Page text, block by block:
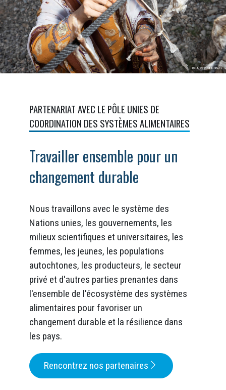
PARTENARIAT AVEC LE PÔLE UNIES DE
COORDINATION DES SYSTÈMES ALIMENTAIRES
Travailler ensemble pour un
changement durable
Nous travaillons avec le système des
Nations unies, les gouvernements, les
milieux scientifiques et universitaires, les
femmes, les jeunes, les populations
autochtones, les producteurs, le secteur
privé et d'autres parties prenantes dans
l'ensemble de l'écosystème des systèmes
alimentaires pour favoriser un
changement durable et la résilience dans
les pays.
Rencontrez nos partenaires